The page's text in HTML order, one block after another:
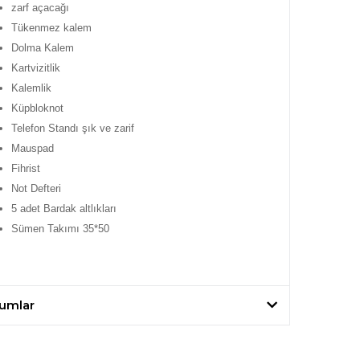
zarf açacağı
Tükenmez kalem
Dolma Kalem
Kartvizitlik
Kalemlik
Küpbloknot
Telefon Standı şık ve zarif
Mauspad
Fihrist
Not Defteri
5 adet Bardak altlıkları
Sümen Takımı 35*50